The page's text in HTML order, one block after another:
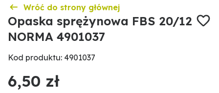
Wróć do strony głównej
Opaska sprężynowa FBS 20/12
NORMA 4901037
Kod produktu: 4901037
6,50 zł